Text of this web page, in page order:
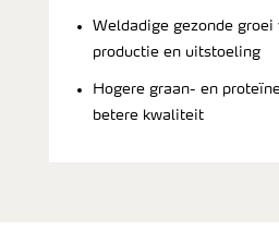
Weldadige gezonde
productie en uitstoeling
Hogere graan- en
betere kwaliteit